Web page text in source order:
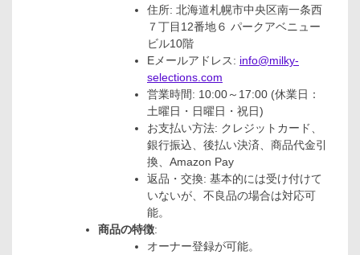
住所: 北海道札幌市中央区南一条西
７丁目12番地６ パークアベニュー
ビル10階
Eメールアドレス: info@milky-
selections.com
営業時間: 10:00～17:00 (休業日：
土曜日・日曜日・祝日)
お支払い方法: クレジットカード、
銀行振込、後払い決済、商品代金引
換、Amazon Pay
返品・交換: 基本的には受け付けて
いないが、不良品の場合は対応可
能。
商品の特徴:
オーナー登録が可能。